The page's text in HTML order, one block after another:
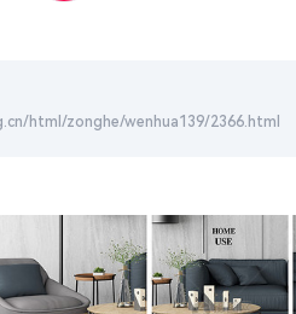
html/zonghe/wenhua139/2366.html